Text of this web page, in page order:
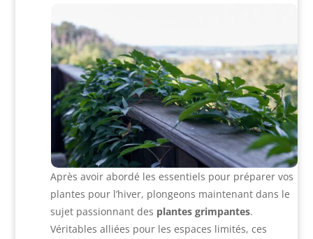
Après avoir abordé les essentiels pour préparer vos
plantes pour l’hiver, plongeons maintenant dans le
sujet passionnant des plantes grimpantes.
Véritables alliées pour les espaces limités, ces